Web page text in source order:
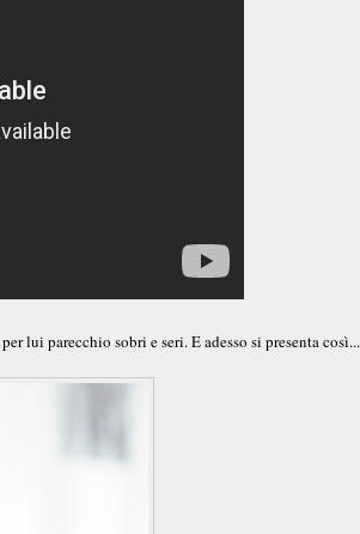
lui parecchio sobri e seri. E adesso si presenta così...